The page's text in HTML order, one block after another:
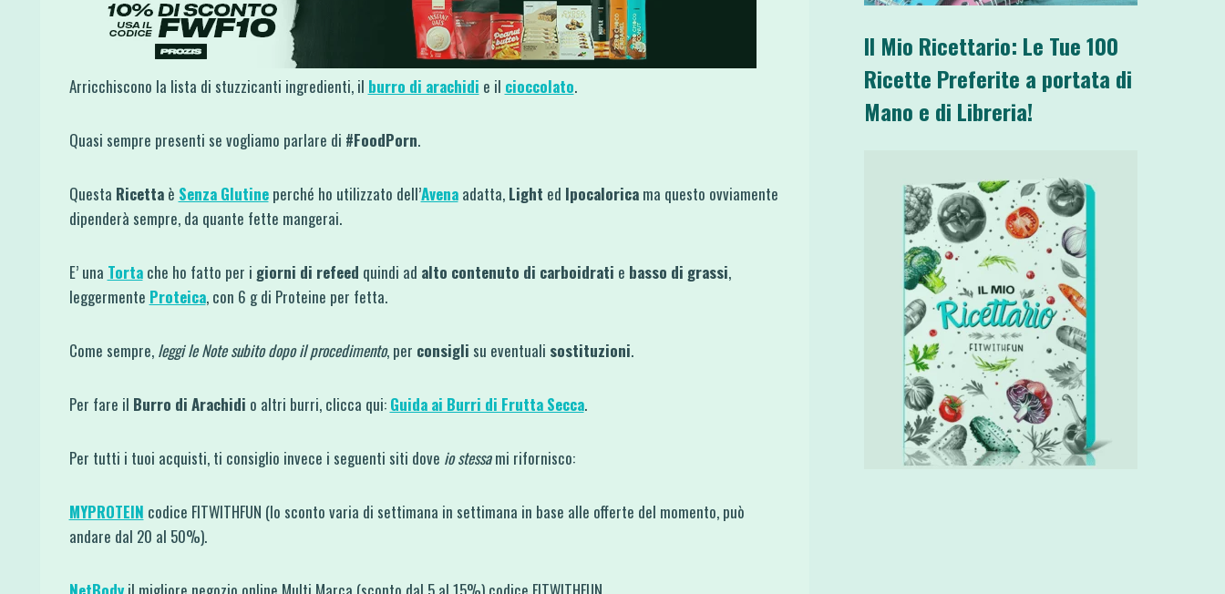
Arricchiscono la lista di stuzzicanti ingredienti, il burro di arachidi e il cioccolato.
Quasi sempre presenti se vogliamo parlare di #FoodPorn.
Questa Ricettaè Senza Glutineperché ho utilizzato dell’Avenaadatta, Light ed Ipocaloricama questo ovviamente
dipenderà sempre, da quante fette mangerai.
E’ una Tortache ho fatto per i giorni di refeed quindi ad alto contenuto di carboidrati e basso di grassi,
leggermente Proteica, con 6 g di Proteine per fetta.
Come sempre, leggi le Note subito dopo il procedimento, per consigli su eventuali sostituzioni.
Per fare il Burro di Arachidi o altri burri, clicca qui: Guida ai Burri di Frutta Secca.
Per tutti i tuoi acquisti, ti consiglio invece i seguenti siti dove io stessami rifornisco:
MYPROTEIN codice FITWITHFUN (lo sconto varia di settimana in settimana in base alle offerte del momento, può
andare dal 20 al 50%).
Il Mio Ricettario: Le Tue 100
Ricette Preferite a portata di
Mano e di Libreria!